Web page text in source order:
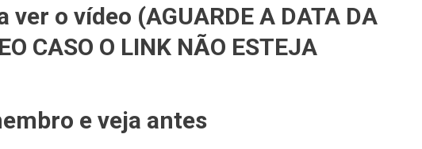
o vídeo (AGUARDE A DATA DA
CASO O LINK NÃO ESTEJA
e veja antes